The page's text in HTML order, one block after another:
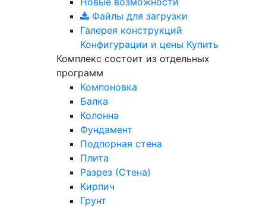
Файлы для загрузки
Галерея конструкций
Конфигурации и цены Купить
Комплекс состоит из отдельных
программ
Компоновка
Балка
Колонна
Фундамент
Подпорная стена
Плита
Разрез (Стена)
Кирпич
Грунт